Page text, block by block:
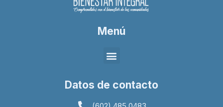
Menú
Datos de contacto